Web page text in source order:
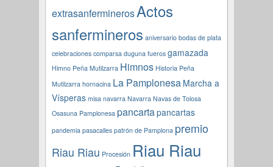
extrasanferminerosActos
sanfermineros aniversario bodas de plata
celebraciones comparsa duguna fueros gamazada
Himno Peña Mutilzarra Himnos Historia Peña
Mutilzarra hornacina La Pamplonesa Marcha a
Vísperas misa navarra Navarra Navas de Tolosa
Osasuna Pamplonesa pancartapancartas
pandemia pasacalles patrón de Pamplona premio
Riau Riau Procesión Riau Riau